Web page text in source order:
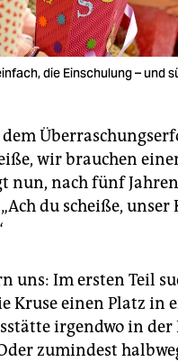
die Einschulung – und
dem
wir brauchen
nun, nach fünf
du scheiße,
uns: Im ersten Teil
Kruse einen Platz in
irgendwo in der
zumindest